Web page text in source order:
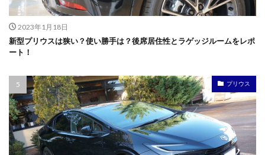
2023年1月18日
新型プリウスは狭い？使い勝手は？後席居住性とラゲッジルームをレポ
ート！
プリウス